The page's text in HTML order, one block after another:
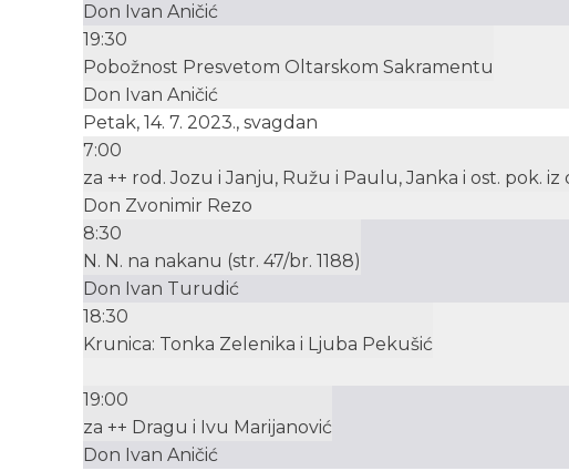
Don Ivan Aničić
19:30
Pobožnost Presvetom Oltarskom Sakramentu
Don Ivan Aničić
Petak, 14. 7. 2023., svagdan
7:00
za ++ rod. Jozu i Janju, Ružu i Paulu, Janka i ost. pok.
Don Zvonimir Rezo
8:30
N. N. na nakanu (str. 47/br. 1188)
Don Ivan Turudić
18:30
Krunica: Tonka Zelenika i Ljuba Pekušić
19:00
za ++ Dragu i Ivu Marijanović
Don Ivan Aničić